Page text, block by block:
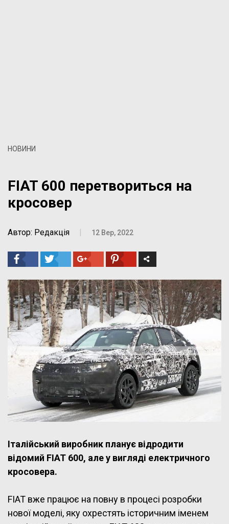
НОВИНИ
FIAT 600 перетвориться на
кросовер
Автор: Редакція | 12 Вер, 2022
Італійський виробник планує відродити
відомий FIAT 600, але у вигляді електричного
кросовера.
FIAT вже працює на повну в процесі розробки
нової моделі, яку охрестять історичним іменем